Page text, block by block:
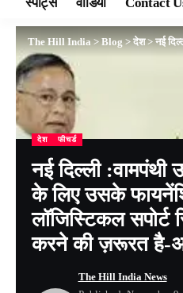
The Hill India>Blog>देश>नई दिल्ली :वामपंथी
देश फीचर्ड
नई दिल्ली :वामपंथी
के लिए उसके
लॉजिस्टिकल सपोर्ट
करने की ज़रूरत है-
The Hill India News